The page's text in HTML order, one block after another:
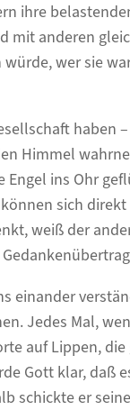
ihre
mit anderen
wer sie
haben
Himmel
ins Ohr
sich
weiß der
einander
Jedes Mal,
auf Lippen,
Gott klar, daß
schickte er